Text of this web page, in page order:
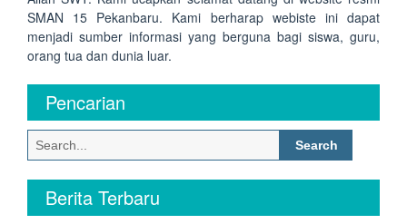
SMAN 15 Pekanbaru. Kami berharap webiste ini dapat
menjadi sumber informasi yang berguna bagi siswa, guru,
orang tua dan dunia luar.
Pencarian
Search
for:
Berita Terbaru